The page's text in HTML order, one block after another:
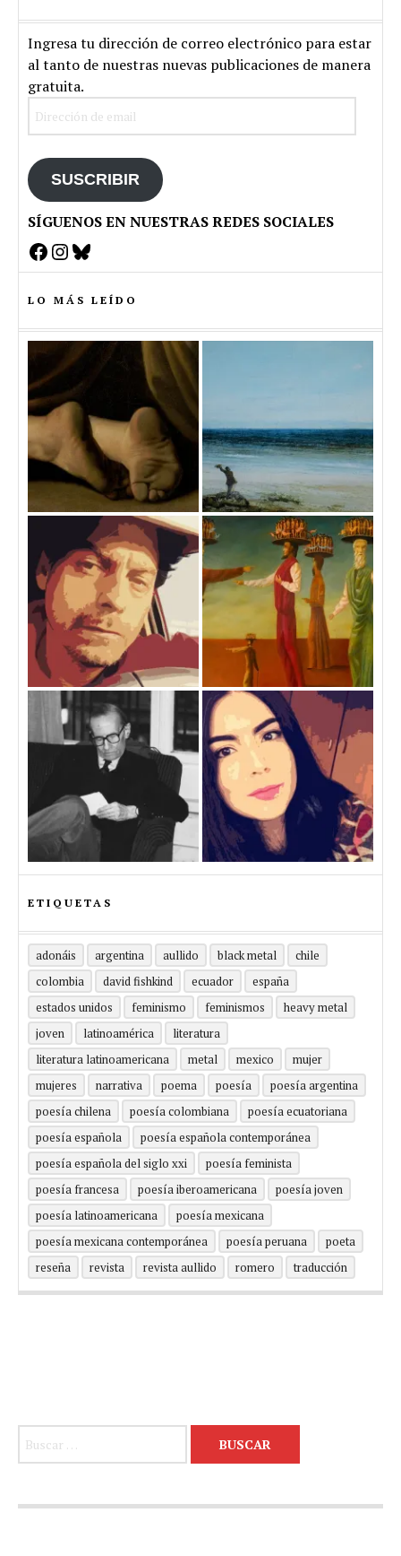
Ingresa tu dirección de correo electrónico para estar
al tanto de nuestras nuevas publicaciones de manera
gratuita.
SUSCRIBIR
SÍGUENOS EN NUESTRAS REDES SOCIALES
Facebook
Instagram
Bluesky
LO MÁS LEÍDO
ETIQUETAS
adonáis argentina aullido black metal
chile
colombia
david fishkind ecuador
españa
estados unidos
feminismo feminismos
heavy metal
joven
latinoamérica
literatura
literatura latinoamericana
metal mexico
mujer
mujeres
narrativa poema poesía
poesía argentina
poesía chilena
poesía colombiana
poesía ecuatoriana
poesía española
poesía española contemporánea
poesía española del siglo xxi
poesía feminista
poesía francesa
poesía iberoamericana
poesía joven
poesía latinoamericana
poesía mexicana
poesía mexicana contemporánea
poesía peruana
poeta
reseña
revista revista aullido romero traducción